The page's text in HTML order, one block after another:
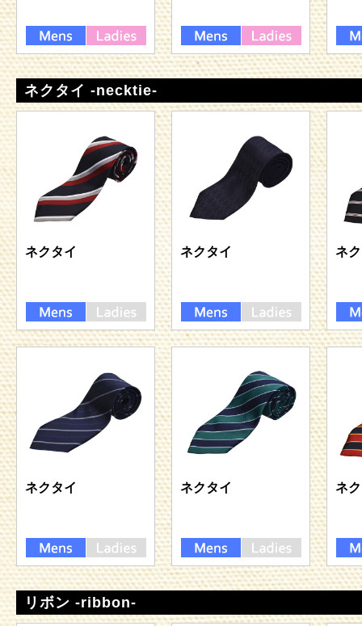
ネクタイ -necktie-
ネクタイ ネクタイ ネ
ネクタイ ネクタイ ネ
リボン -ribbon-